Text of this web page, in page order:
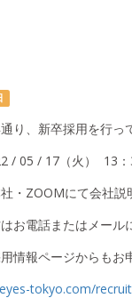
り、新卒採用を行っ
/ 05 / 17（火） 13
・ ZOOMにて会社説
お電話またはメール
情報ページからもお
tokyo.com/